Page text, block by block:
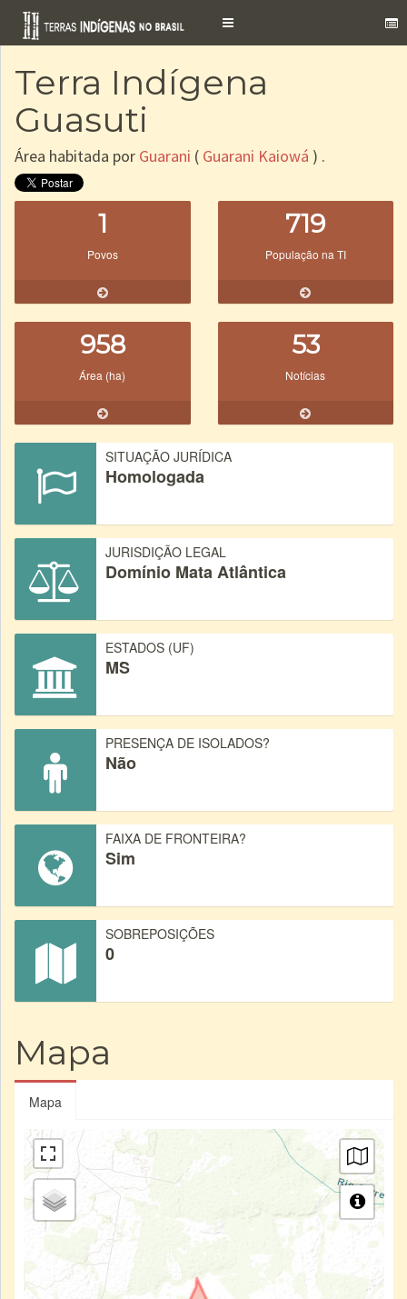
Toggle
Terra Indígena
Guasuti
Área habitada por Guarani ( Guarani Kaiowá ) .
1
Povos
719
População na TI
958
Área (ha)
53
Notícias
SITUAÇÃO JURÍDICA
Homologada
JURISDIÇÃO LEGAL
Domínio Mata Atlântica
ESTADOS (UF)
MS
PRESENÇA DE ISOLADOS?
Não
FAIXA DE FRONTEIRA?
Sim
SOBREPOSIÇÕES
0
Mapa
Mapa